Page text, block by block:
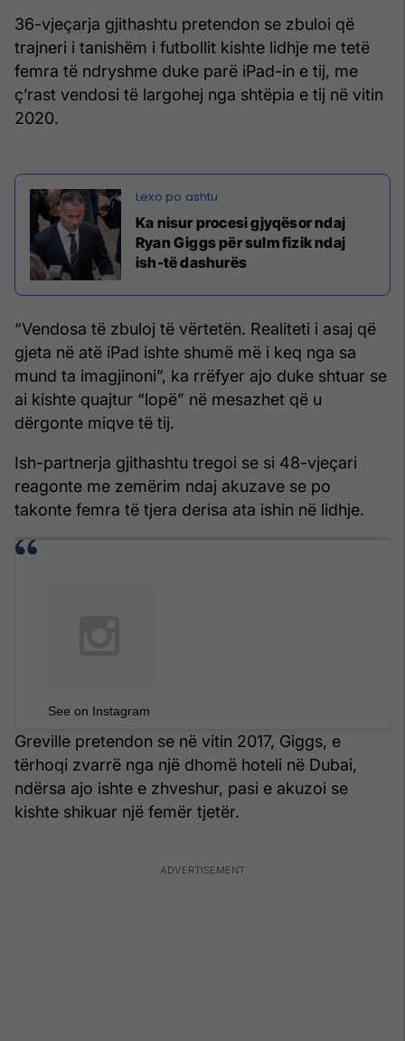
36-vjeçarja gjithashtu pretendon se zbuloi që
trajneri i tanishëm i futbollit kishte lidhje me tetë
femra të ndryshme duke parë iPad-in e tij, me
ç’rast vendosi të largohej nga shtëpia e tij në vitin
2020.
Ka nisur procesi gjyqësor ndaj
Ryan Giggs për sulm fizik ndaj
ish-të dashurës
“Vendosa të zbuloj të vërtetën. Realiteti i asaj që
gjeta në atë iPad ishte shumë më i keq nga sa
mund ta imagjinoni”, ka rrëfyer ajo duke shtuar se
ai kishte quajtur “lopë” në mesazhet që u
dërgonte miqve të tij.
Ish-partnerja gjithashtu tregoi se si 48-vjeçari
reagonte me zemërim ndaj akuzave se po
takonte femra të tjera derisa ata ishin në lidhje.
See on Instagram
Greville pretendon se në vitin 2017, Giggs, e
tërhoqi zvarrë nga një dhomë hoteli në Dubai,
ndërsa ajo ishte e zhveshur, pasi e akuzoi se
kishte shikuar një femër tjetër.